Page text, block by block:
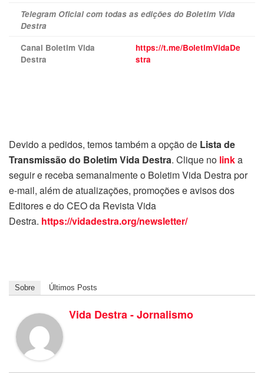
Telegram Oficial com todas as edições do Boletim Vida
Destra
Canal Boletim Vida
Destra
https://t.me/BoletimVidaDe
stra
Devido a pedidos, temos também a opção de Lista de
Transmissão do Boletim Vida Destra. Clique no linka
seguir e receba semanalmente o Boletim Vida Destra por
e-mail, além de atualizações, promoções e avisos dos
Editores e do CEO da Revista Vida
Destra. https://vidadestra.org/newsletter/
Sobre Últimos Posts
Vida Destra - Jornalismo